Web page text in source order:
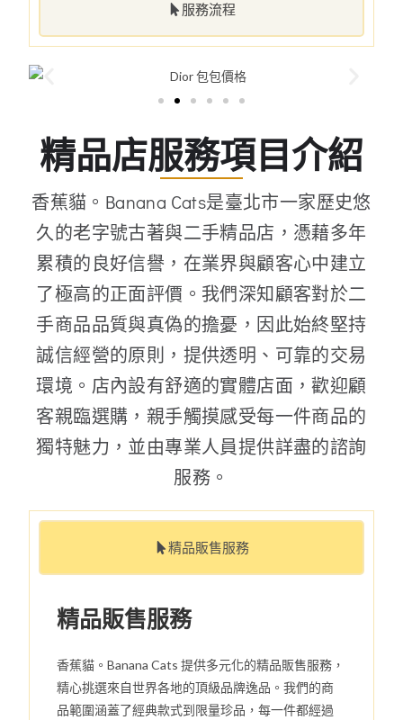
服務流程
精品店服務項目介紹
香蕉貓。Banana Cats是臺北市一家歷史悠
久的老字號古著與二手精品店，憑藉多年
累積的良好信譽，在業界與顧客心中建立
了極高的正面評價。我們深知顧客對於二
手商品品質與真偽的擔憂，因此始終堅持
誠信經營的原則，提供透明、可靠的交易
環境。店內設有舒適的實體店面，歡迎顧
客親臨選購，親手觸摸感受每一件商品的
獨特魅力，並由專業人員提供詳盡的諮詢
服務。
精品販售服務
精品販售服務
香蕉貓。Banana Cats 提供多元化的精品販售服務，
精心挑選來自世界各地的頂級品牌逸品。我們的商
品範圍涵蓋了經典款式到限量珍品，每一件都經過